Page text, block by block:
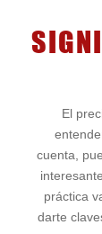
El
cuenta,
práctica
darte